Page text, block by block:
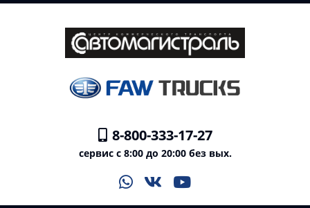
8-800-333-17-27
сервис с 8:00 до 20:00 без вых.